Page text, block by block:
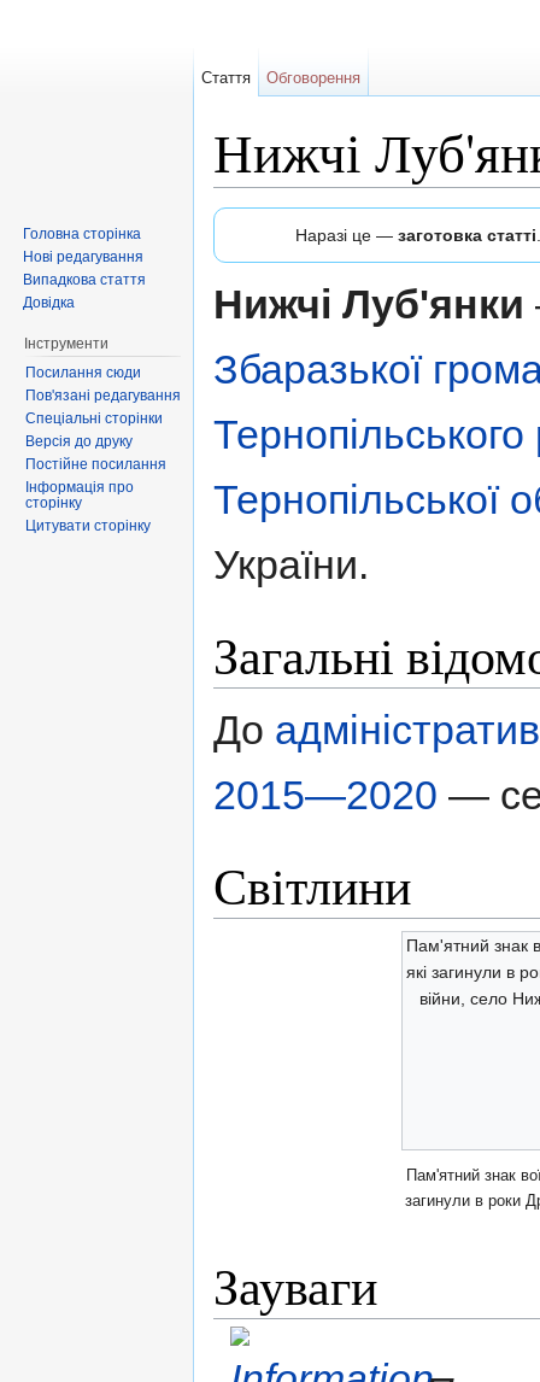
Нижчі
Наразі це — заготовка статті
Нижчі Луб'янки
Збаразької
Тернопільської
України.
Загальні
До
2015—2020 —
Світлини
Пам'ятний знак
які загинули в
війни, село
Пам'ятний знак
загинули в роки
Зауваги
Стаття Обговорення
Головна сторінка
Нові редагування
Випадкова стаття
Довідка
Інструменти
Посилання сюди
Пов'язані редагування
Спеціальні сторінки
Версія до друку
Постійне посилання
Інформація про
сторінку
Цитувати сторінку